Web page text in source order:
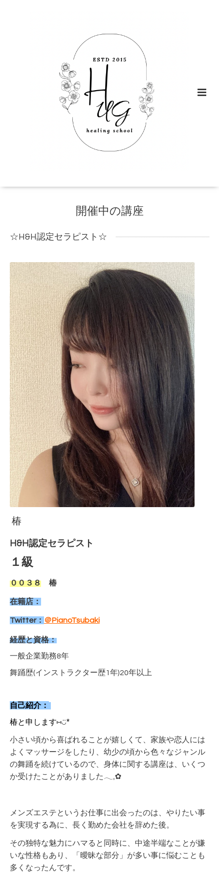
開催中の講座
☆H&H認定セラピスト☆
椿
H&H認定セラピスト
１ 級
００３８ 椿
在籍店：
Twitter： ＠PianoTsubaki
経歴と資格：
一般企業勤務8年
舞踊歴(インストラクター歴1年)20年以上
自己紹介：
椿と申します⑅︎◡̈︎*
小さい頃から喜ばれることが嬉しくて、家族や恋人には
よくマッサージをしたり、幼少の頃から色々なジャンル
の舞踊を続けているので、身体に関する講座は、いくつ
か受けたことがありました𓂃𓈒✿︎
メンズエステというお仕事に出会ったのは、やりたい事
を実現する為に、長く勤めた会社を辞めた後。
その独特な魅力にハマると同時に、中途半端なことが嫌
いな性格もあり、「曖昧な部分」が多い事に悩むことも
多くなったんです。